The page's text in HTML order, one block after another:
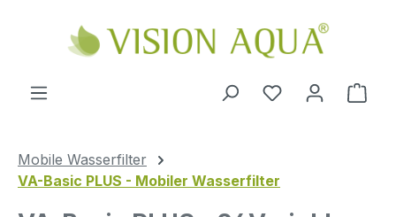
Zum Hauptinhalt springen
Mobile Wasserfilter
VA-Basic PLUS - Mobiler Wasserfilter